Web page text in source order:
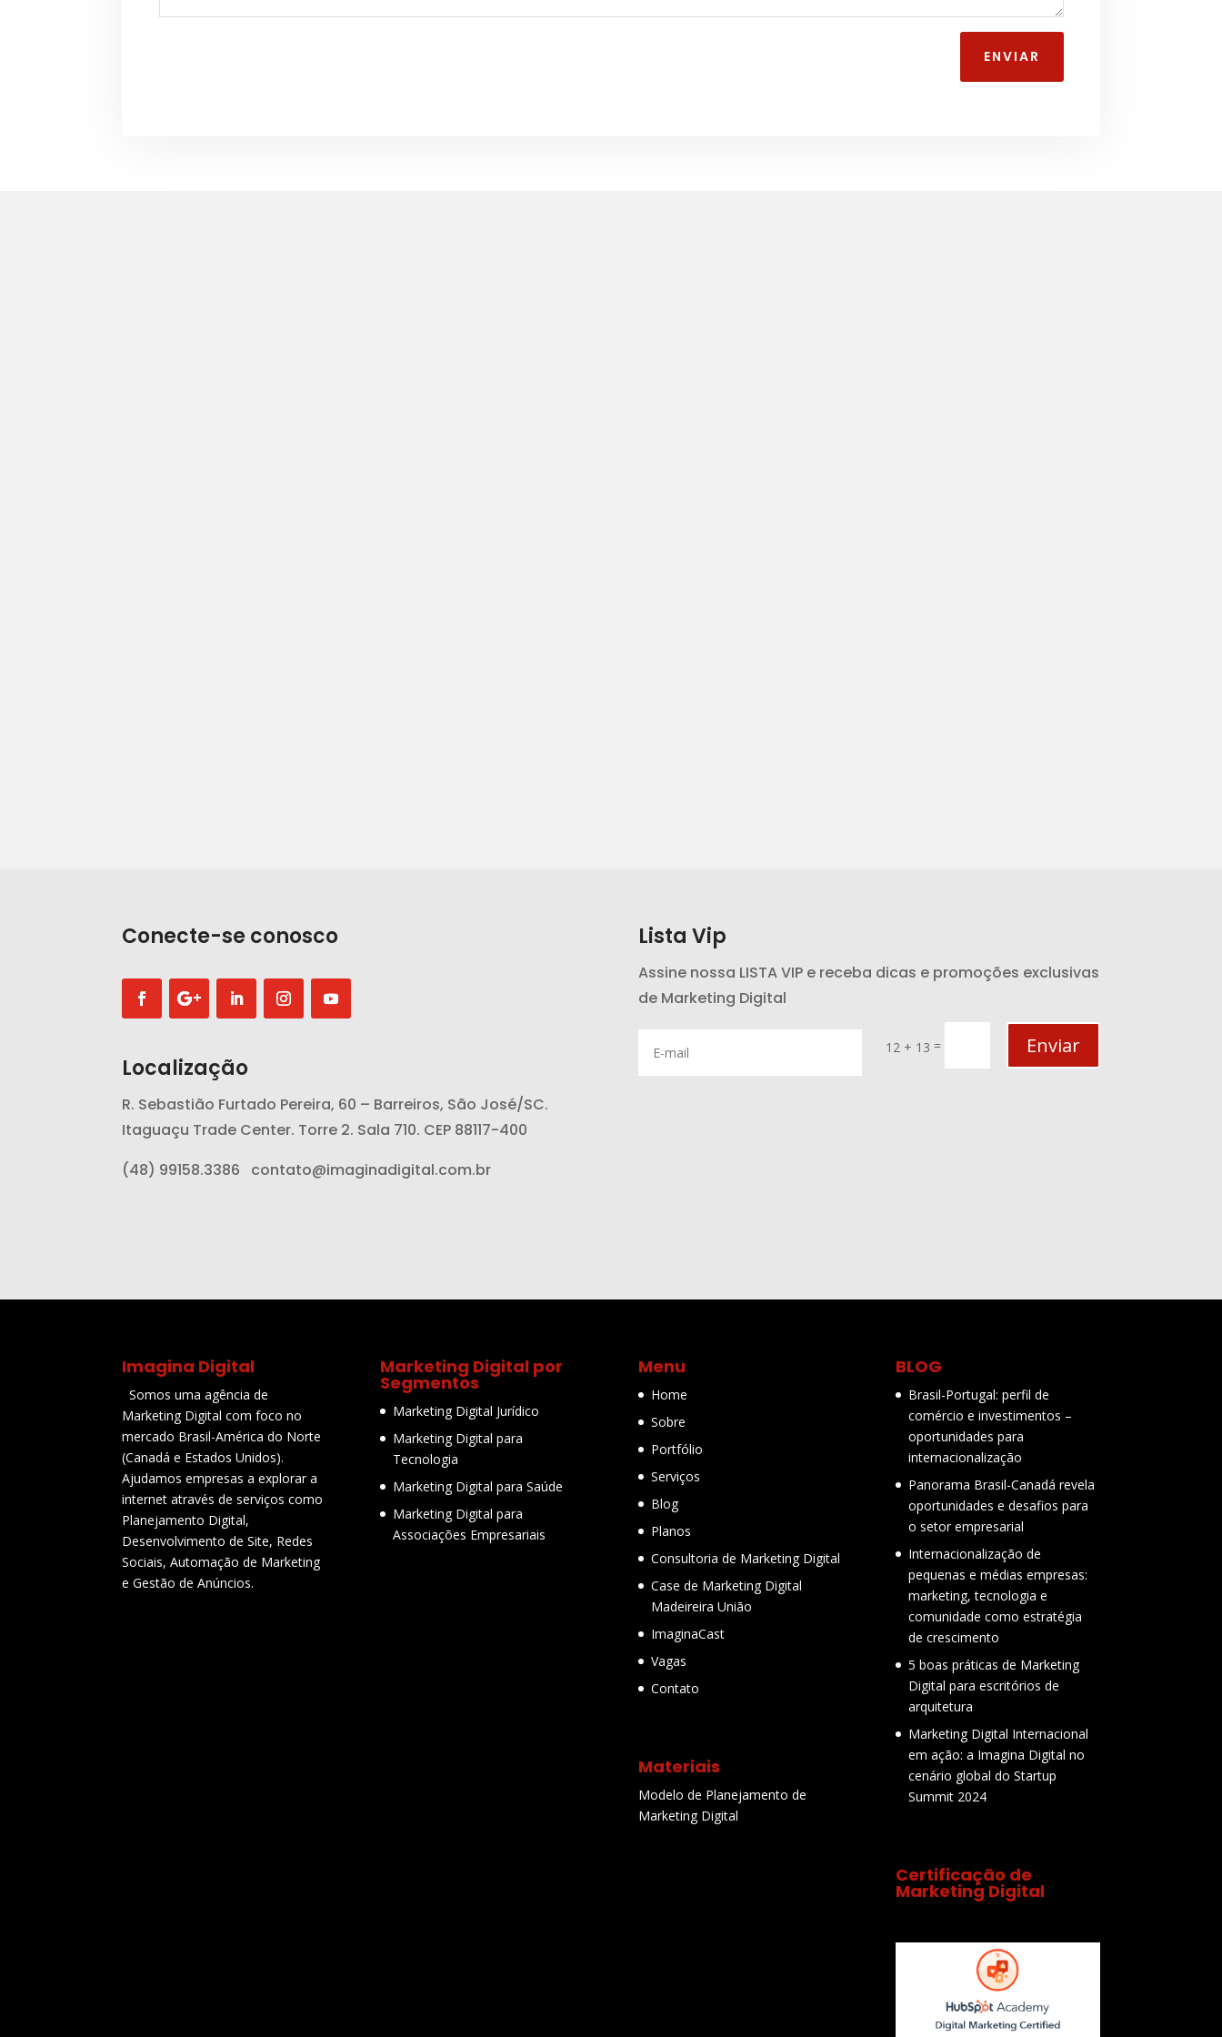
ENVIAR
Conecte-se conosco
Localização
R. Sebastião Furtado Pereira, 60 – Barreiros, São José/SC.
Itaguaçu Trade Center. Torre 2. Sala 710. CEP 88117-400
(48) 99158.3386 contato@imaginadigital.com.br
Lista Vip
Assine nossa LISTA VIP e receba dicas e promoções exclusivas
de Marketing Digital
12 + 13 = Enviar
Imagina Digital
Somos uma agência de
Marketing Digital com foco no
mercado Brasil-América do Norte
(Canadá e Estados Unidos).
Ajudamos empresas a explorar a
internet através de serviços como
Planejamento Digital,
Desenvolvimento de Site, Redes
Sociais, Automação de Marketing
e Gestão de Anúncios.
Marketing Digital por
Segmentos
Marketing Digital Jurídico
Marketing Digital para
Tecnologia
Marketing Digital para Saúde
Marketing Digital para
Associações Empresariais
Menu
Home
Sobre
Portfólio
Serviços
Blog
Planos
Consultoria de Marketing Digital
Case de Marketing Digital
Madeireira União
ImaginaCast
Vagas
Contato
Materiais
Modelo de Planejamento de
Marketing Digital
BLOG
Brasil-Portugal: perfil de
comércio e investimentos –
oportunidades para
internacionalização
Panorama Brasil-Canadá revela
oportunidades e desafios para
o setor empresarial
Internacionalização de
pequenas e médias empresas:
marketing, tecnologia e
comunidade como estratégia
de crescimento
5 boas práticas de Marketing
Digital para escritórios de
arquitetura
Marketing Digital Internacional
em ação: a Imagina Digital no
cenário global do Startup
Summit 2024
Certificação de
Marketing Digital